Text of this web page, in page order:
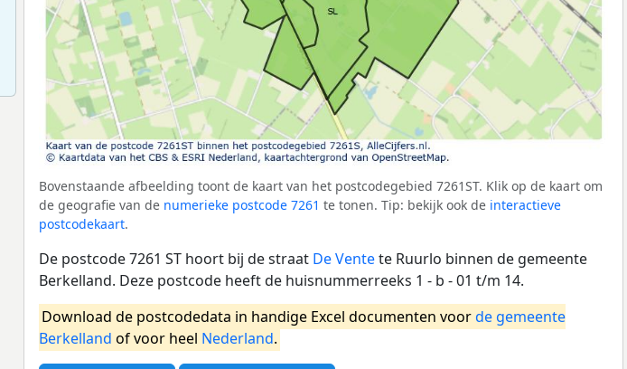
Bovenstaande afbeelding toont de kaart van het postcodegebied 7261ST. Klik op de kaart om
de geografie van de numerieke postcode 7261 te tonen. Tip: bekijk ook de interactieve
postcodekaart.
De postcode 7261 ST hoort bij de straat De Ventete Ruurlo binnen de gemeente
Berkelland. Deze postcode heeft de huisnummerreeks 1 - b - 01 t/m 14.
Download de postcodedata in handige Excel documenten voorde gemeente
Berkelland of voor heel Nederland.